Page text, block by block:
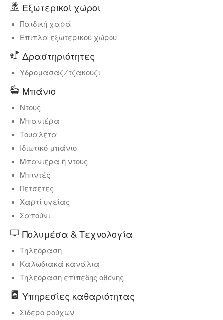
Εξωτερικοί χώροι
Παιδική χαρά
Έπιπλα εξωτερικού χώρου
Δραστηριότητες
Υδρομασάζ/τζακούζι
Μπάνιο
Ντους
Μπανιέρα
Τουαλέτα
Ιδιωτικό μπάνιο
Μπανιέρα ή ντους
Μπιντές
Πετσέτες
Χαρτί υγείας
Σαπούνι
Πολυμέσα & Τεχνολογία
Τηλεόραση
Καλωδιακά κανάλια
Τηλεόραση επίπεδης οθόνης
Υπηρεσίες καθαριότητας
Σίδερο ρούχων